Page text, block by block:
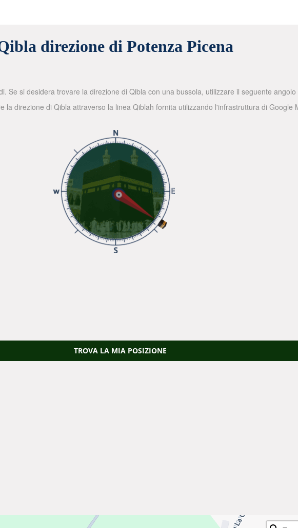
direzione di Potenza Picena
Se si desidera trovare la direzione di Qibla con una bussola, utilizzare il seguente
la direzione di Qibla attraverso la linea Qiblah fornita utilizzando l'infrastruttura di Google
TROVA LA MIA POSIZIONE